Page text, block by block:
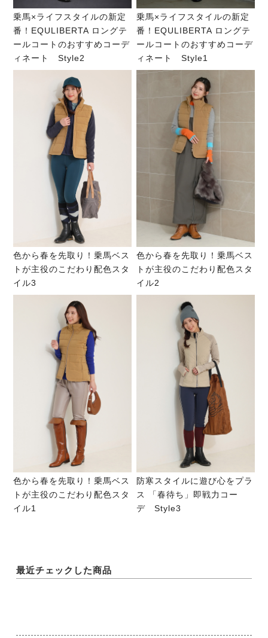
乗馬×ライフスタイルの新定
番！EQULIBERTA ロングテ
ールコートのおすすめコーデ
ィネート Style2
乗馬×ライフスタイルの新定
番！EQULIBERTA ロングテ
ールコートのおすすめコーデ
ィネート Style1
色から春を先取り！乗馬ベス
トが主役のこだわり配色スタ
イル3
色から春を先取り！乗馬ベス
トが主役のこだわり配色スタ
イル2
色から春を先取り！乗馬ベス
トが主役のこだわり配色スタ
イル1
防寒スタイルに遊び心をプラ
ス 「春待ち」即戦力コー
デ Style3
最近チェックした商品